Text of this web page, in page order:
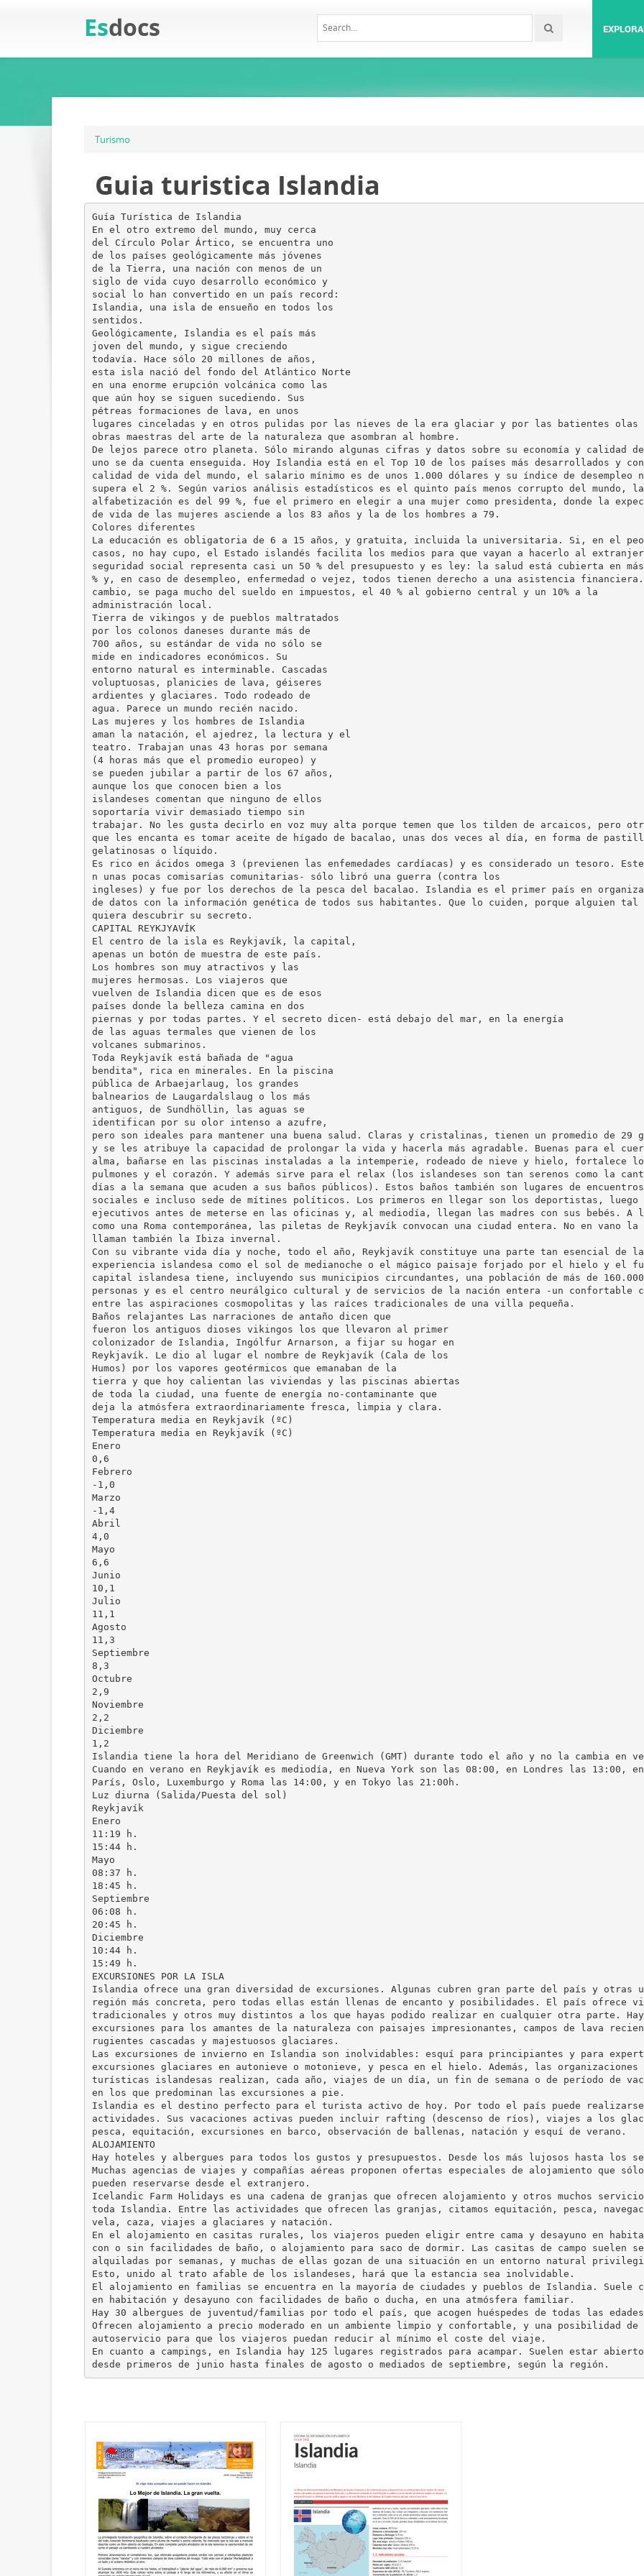
Esdocs
Turismo
Guia turistica Islandia
Guía Turística de Islandia
En el otro extremo del mundo, muy cerca
del Círculo Polar Ártico, se encuentra uno
de los países geológicamente más jóvenes
de la Tierra, una nación con menos de un
siglo de vida cuyo desarrollo económico y
social lo han convertido en un país record:
Islandia, una isla de ensueño en todos los
sentidos.
Geológicamente, Islandia es el país más
joven del mundo, y sigue creciendo
todavía. Hace sólo 20 millones de años,
esta isla nació del fondo del Atlántico Norte
en una enorme erupción volcánica como las
que aún hoy se siguen sucediendo. Sus
pétreas formaciones de lava, en unos
lugares cinceladas y en otros pulidas por las nieves de la era glaciar y por las batientes olas
obras maestras del arte de la naturaleza que asombran al hombre.
De lejos parece otro planeta. Sólo mirando algunas cifras y datos sobre su economía y calidad
uno se da cuenta enseguida. Hoy Islandia está en el Top 10 de los países más desarrollados y
calidad de vida del mundo, el salario mínimo es de unos 1.000 dólares y su índice de desempleo
supera el 2 %. Según varios análisis estadísticos es el quinto país menos corrupto del mundo, la
alfabetización es del 99 %, fue el primero en elegir a una mujer como presidenta, donde la
de vida de las mujeres asciende a los 83 años y la de los hombres a 79.
Colores diferentes
La educación es obligatoria de 6 a 15 años, y gratuita, incluida la universitaria. Si, en el
casos, no hay cupo, el Estado islandés facilita los medios para que vayan a hacerlo al
seguridad social representa casi un 50 % del presupuesto y es ley: la salud está cubierta en
% y, en caso de desempleo, enfermedad o vejez, todos tienen derecho a una asistencia
cambio, se paga mucho del sueldo en impuestos, el 40 % al gobierno central y un 10% a la
administración local.
Tierra de vikingos y de pueblos maltratados
por los colonos daneses durante más de
700 años, su estándar de vida no sólo se
mide en indicadores económicos. Su
entorno natural es interminable. Cascadas
voluptuosas, planicies de lava, géiseres
ardientes y glaciares. Todo rodeado de
agua. Parece un mundo recién nacido.
Las mujeres y los hombres de Islandia
aman la natación, el ajedrez, la lectura y el
teatro. Trabajan unas 43 horas por semana
(4 horas más que el promedio europeo) y
se pueden jubilar a partir de los 67 años,
aunque los que conocen bien a los
islandeses comentan que ninguno de ellos
soportaría vivir demasiado tiempo sin
trabajar. No les gusta decirlo en voz muy alta porque temen que los tilden de arcaicos, pero
que les encanta es tomar aceite de hígado de bacalao, unas dos veces al día, en forma de
gelatinosas o líquido.
Es rico en ácidos omega 3 (previenen las enfemedades cardíacas) y es considerado un tesoro.
n unas pocas comisarías comunitarias- sólo libró una guerra (contra los
ingleses) y fue por los derechos de la pesca del bacalao. Islandia es el primer país en
de datos con la información genética de todos sus habitantes. Que lo cuiden, porque alguien tal
quiera descubrir su secreto.
CAPITAL REYKJYAVÍK
El centro de la isla es Reykjavík, la capital,
apenas un botón de muestra de este país.
Los hombres son muy atractivos y las
mujeres hermosas. Los viajeros que
vuelven de Islandia dicen que es de esos
países donde la belleza camina en dos
piernas y por todas partes. Y el secreto dicen- está debajo del mar, en la energía
de las aguas termales que vienen de los
volcanes submarinos.
Toda Reykjavík está bañada de "agua
bendita", rica en minerales. En la piscina
pública de Arbaejarlaug, los grandes
balnearios de Laugardalslaug o los más
antiguos, de Sundhöllin, las aguas se
identifican por su olor intenso a azufre,
pero son ideales para mantener una buena salud. Claras y cristalinas, tienen un promedio de 29
y se les atribuye la capacidad de prolongar la vida y hacerla más agradable. Buenas para el
alma, bañarse en las piscinas instaladas a la intemperie, rodeado de nieve y hielo, fortalece
pulmones y el corazón. Y además sirve para el relax (los islandeses son tan serenos como la
días a la semana que acuden a sus baños públicos). Estos baños también son lugares de encuentros
sociales e incluso sede de mítines políticos. Los primeros en llegar son los deportistas, luego
ejecutivos antes de meterse en las oficinas y, al mediodía, llegan las madres con sus bebés. A
como una Roma contemporánea, las piletas de Reykjavík convocan una ciudad entera. No en vano la
llaman también la Ibiza invernal.
Con su vibrante vida día y noche, todo el año, Reykjavík constituye una parte tan esencial de la
experiencia islandesa como el sol de medianoche o el mágico paisaje forjado por el hielo y el
capital islandesa tiene, incluyendo sus municipios circundantes, una población de más de 160.000
personas y es el centro neurálgico cultural y de servicios de la nación entera -un confortable
entre las aspiraciones cosmopolitas y las raíces tradicionales de una villa pequeña.
Baños relajantes Las narraciones de antaño dicen que
fueron los antiguos dioses vikingos los que llevaron al primer
colonizador de Islandia, Ingólfur Arnarson, a fijar su hogar en
Reykjavík. Le dio al lugar el nombre de Reykjavík (Cala de los
Humos) por los vapores geotérmicos que emanaban de la
tierra y que hoy calientan las viviendas y las piscinas abiertas
de toda la ciudad, una fuente de energía no-contaminante que
deja la atmósfera extraordinariamente fresca, limpia y clara.
Temperatura media en Reykjavík (ºC)
Temperatura media en Reykjavík (ºC)
Enero
0,6
Febrero
-1,0
Marzo
-1,4
Abril
4,0
Mayo
6,6
Junio
10,1
Julio
11,1
Agosto
11,3
Septiembre
8,3
Octubre
2,9
Noviembre
2,2
Diciembre
1,2
Islandia tiene la hora del Meridiano de Greenwich (GMT) durante todo el año y no la cambia en
Cuando en verano en Reykjavík es mediodía, en Nueva York son las 08:00, en Londres las 13:00, en
París, Oslo, Luxemburgo y Roma las 14:00, y en Tokyo las 21:00h.
Luz diurna (Salida/Puesta del sol)
Reykjavík
Enero
11:19 h.
15:44 h.
Mayo
08:37 h.
18:45 h.
Septiembre
06:08 h.
20:45 h.
Diciembre
10:44 h.
15:49 h.
EXCURSIONES POR LA ISLA
Islandia ofrece una gran diversidad de excursiones. Algunas cubren gran parte del país y otras
región más concreta, pero todas ellas están llenas de encanto y posibilidades. El país ofrece
tradicionales y otros muy distintos a los que hayas podido realizar en cualquier otra parte. Hay
excursiones para los amantes de la naturaleza con paisajes impresionantes, campos de lava
rugientes cascadas y majestuosos glaciares.
Las excursiones de invierno en Islandia son inolvidables: esquí para principiantes y para
excursiones glaciares en autonieve o motonieve, y pesca en el hielo. Además, las organizaciones
turísticas islandesas realizan, cada año, viajes de un día, un fin de semana o de período de
en los que predominan las excursiones a pie.
Islandia es el destino perfecto para el turista activo de hoy. Por todo el país puede
actividades. Sus vacaciones activas pueden incluir rafting (descenso de ríos), viajes a los
pesca, equitación, excursiones en barco, observación de ballenas, natación y esquí de verano.
ALOJAMIENTO
Hay hoteles y albergues para todos los gustos y presupuestos. Desde los más lujosos hasta los
Muchas agencias de viajes y compañías aéreas proponen ofertas especiales de alojamiento que sólo
pueden reservarse desde el extranjero.
Icelandic Farm Holidays es una cadena de granjas que ofrecen alojamiento y otros muchos
toda Islandia. Entre las actividades que ofrecen las granjas, citamos equitación, pesca,
vela, caza, viajes a glaciares y natación.
En el alojamiento en casitas rurales, los viajeros pueden eligir entre cama y desayuno en
con o sin facilidades de baño, o alojamiento para saco de dormir. Las casitas de campo suelen
alquiladas por semanas, y muchas de ellas gozan de una situación en un entorno natural
Esto, unido al trato afable de los islandeses, hará que la estancia sea inolvidable.
El alojamiento en familias se encuentra en la mayoría de ciudades y pueblos de Islandia. Suele
en habitación y desayuno con facilidades de baño o ducha, en una atmósfera familiar.
Hay 30 albergues de juventud/familias por todo el país, que acogen huéspedes de todas las
Ofrecen alojamiento a precio moderado en un ambiente limpio y confortable, y una posibilidad de
autoservicio para que los viajeros puedan reducir al mínimo el coste del viaje.
En cuanto a campings, en Islandia hay 125 lugares registrados para acampar. Suelen estar